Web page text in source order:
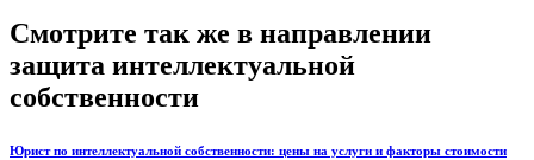
Смотрите так же в направлении
защита интеллектуальной
собственности
Юрист по интеллектуальной собственности: цены на услуги и факторы стоимости